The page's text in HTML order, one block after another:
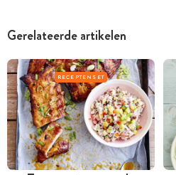
Gerelateerde artikelen
RECEPTENSET